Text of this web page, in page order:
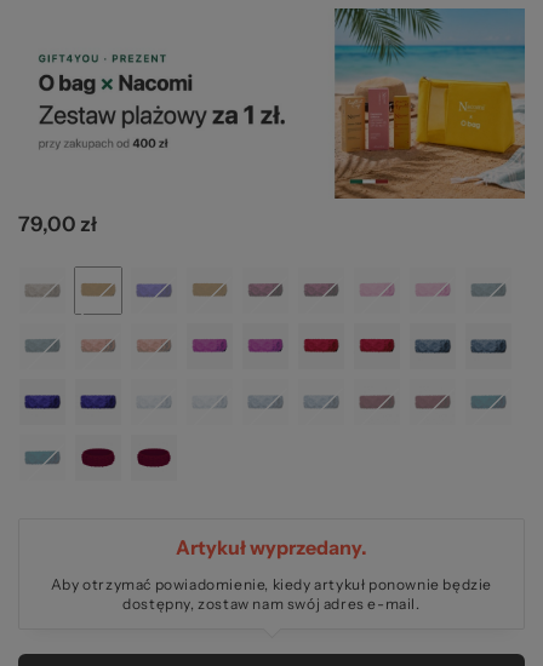
79,00 zł
Artykuł wyprzedany.
Aby otrzymać powiadomienie, kiedy artykuł ponownie będzie
dostępny, zostaw nam swój adres e-mail.